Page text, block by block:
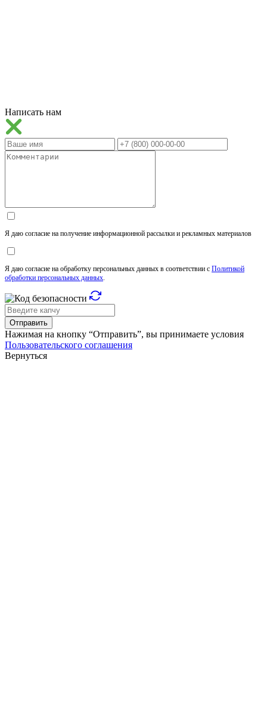
Написать нам
Я даю согласие на получение информационной рассылки и рекламных материалов
Я даю согласие на обработку персональных данных в соответствии с Политикой
обработки персональных данных
Отправить
Нажимая на кнопку “Отправить”, вы принимаете условия
Пользовательского соглашения
Вернуться